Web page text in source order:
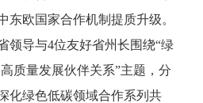
欧国家合作机制提质升级。
领导与4位友好省州长围绕“绿
质量发展伙伴关系”主题，分
化绿色低碳领域合作系列共